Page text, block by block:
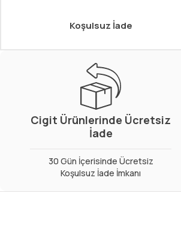
Koşulsuz İade
Cigit Ürünlerinde Ücretsiz
İade
30 Gün İçerisinde Ücretsiz
Koşulsuz İade İmkanı